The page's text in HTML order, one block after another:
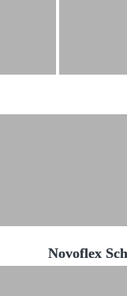
Novoflex